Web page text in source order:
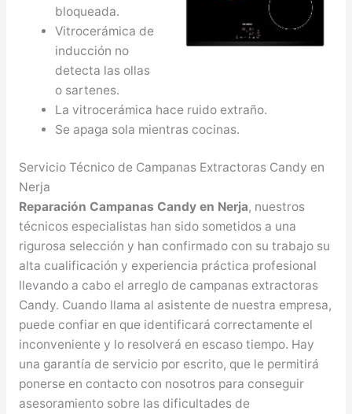
bloqueada.
Vitrocerámica de
inducción no
detecta las ollas
o sartenes.
La vitrocerámica hace ruido extraño.
Se apaga sola mientras cocinas.
Servicio Técnico de Campanas Extractoras Candy en
Nerja
Reparación Campanas Candy en Nerja, nuestros
técnicos especialistas han sido sometidos a una
rigurosa selección y han confirmado con su trabajo su
alta cualificación y experiencia práctica profesional
llevando a cabo el arreglo de campanas extractoras
Candy. Cuando llama al asistente de nuestra empresa,
puede confiar en que identificará correctamente el
inconveniente y lo resolverá en escaso tiempo. Hay
una garantía de servicio por escrito, que le permitirá
ponerse en contacto con nosotros para conseguir
asesoramiento sobre las dificultades de